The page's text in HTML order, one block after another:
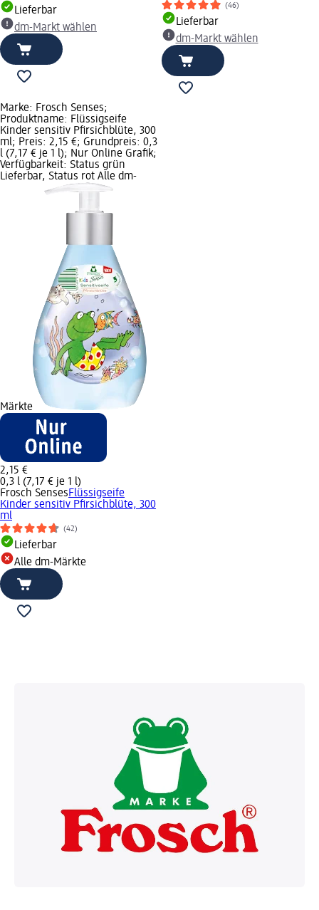
Lieferbar
dm-Markt wählen
(46)
Lieferbar
dm-Markt wählen
Marke: Frosch Senses;
Produktname: Flüssigseife
Kinder sensitiv Pfirsichblüte, 300
ml; Preis: 2,15 €; Grundpreis: 0,3
l (7,17 € je 1 l); Nur Online Grafik;
Verfügbarkeit: Status grün
Lieferbar, Status rot Alle dm-
Märkte
2,15 €
0,3 l (7,17 € je 1 l)
Frosch SensesFlüssigseife
Kinder sensitiv Pfirsichblüte, 300
ml
(42)
Lieferbar
Alle dm-Märkte